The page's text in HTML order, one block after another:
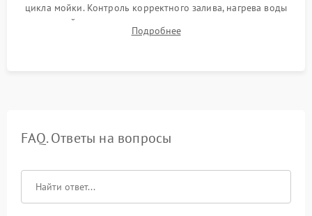
цикла мойки. Контроль корректного залива, нагрева воды
до нужной температуры, отсутствия посторонних шумов,
штатного слива и абсолютной сухости в поддоне.
Подробнее
FAQ. Ответы на вопросы